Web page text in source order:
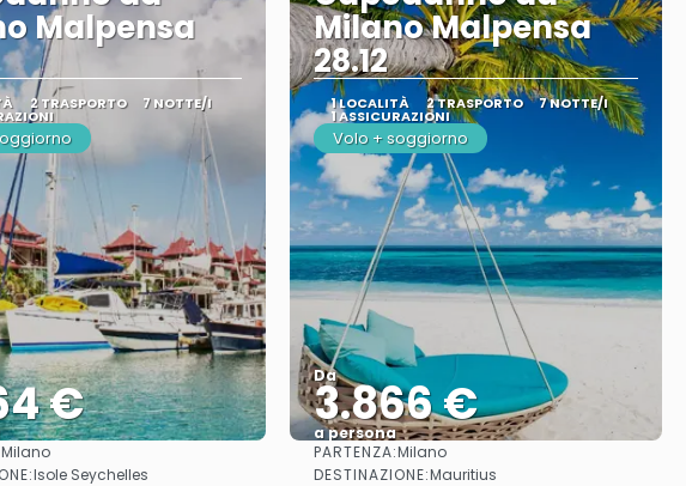
Malpensa
2 TRASPORTO 7 NOTTE/I
€
Vedere
Milano
Isole Seychelles
Milano Malpensa
28.12
1 LOCALITÀ 2 TRASPORTO 7 NOTTE/I
1 ASSICURAZIONI
Volo + soggiorno
Da
3.866 €
a persona
Vedere
PARTENZA:Milano
DESTINAZIONE:Mauritius